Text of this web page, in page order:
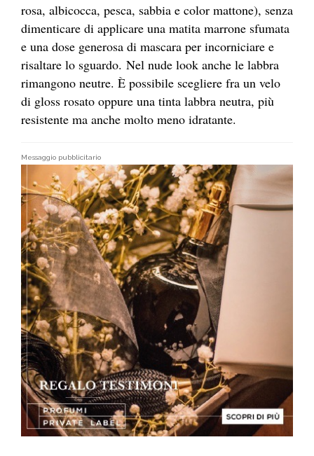
rosa, albicocca, pesca, sabbia e color mattone), senza
dimenticare di applicare una matita marrone sfumata
e una dose generosa di mascara per incorniciare e
risaltare lo sguardo. Nel nude look anche le labbra
rimangono neutre. È possibile scegliere fra un velo
di gloss rosato oppure una tinta labbra neutra, più
resistente ma anche molto meno idratante.
Messaggio pubblicitario